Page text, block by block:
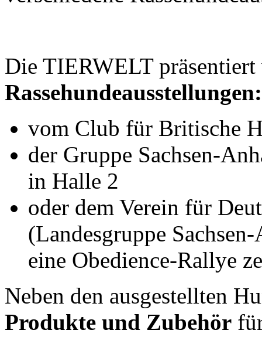
Die TIERWELT präsentiert
Rassehundeausstellungen:
vom Club für Britische
der Gruppe Sachsen-
in Halle 2
oder dem Verein für
(Landesgruppe
eine Obedience-Rallye
Neben den ausgestellten
Produkte und Zubehör